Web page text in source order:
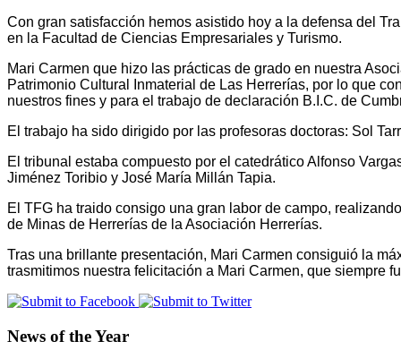
Con gran satisfacción hemos asistido hoy a la defensa del
en la Facultad de Ciencias Empresariales y Turismo.
Mari Carmen que hizo las prácticas de grado en nuestra
Patrimonio Cultural Inmaterial de Las Herrerías, por lo que
nuestros fines y para el trabajo de declaración B.I.C. de
El trabajo ha sido dirigido por las profesoras doctoras: Sol
El tribunal estaba compuesto por el catedrático Alfonso
Jiménez Toribio y José María Millán Tapia.
El TFG ha traido consigo una gran labor de campo,
de Minas de Herrerías de la Asociación Herrerías.
Tras una brillante presentación, Mari Carmen consiguió la
trasmitimos nuestra felicitación a Mari Carmen, que siempre
News of the Year